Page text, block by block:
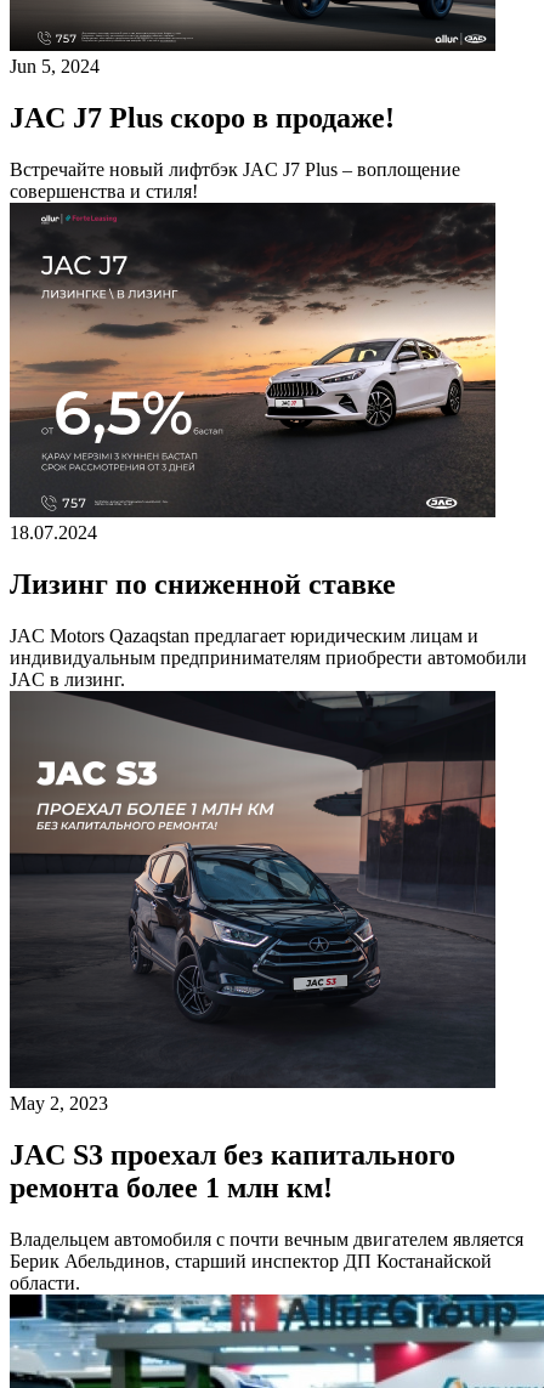
Jun 5, 2024
JAC J7 Plus скоро в продаже!
Встречайте новый лифтбэк JAC J7 Plus – воплощение
совершенства и стиля!
18.07.2024
Лизинг по сниженной ставке
JAC Motors Qazaqstan предлагает юридическим лицам и
индивидуальным предпринимателям приобрести автомобили
JAC в лизинг.
May 2, 2023
JAC S3 проехал без капитального
ремонта более 1 млн км!
Владельцем автомобиля с почти вечным двигателем является
Берик Абельдинов, старший инспектор ДП Костанайской
области.